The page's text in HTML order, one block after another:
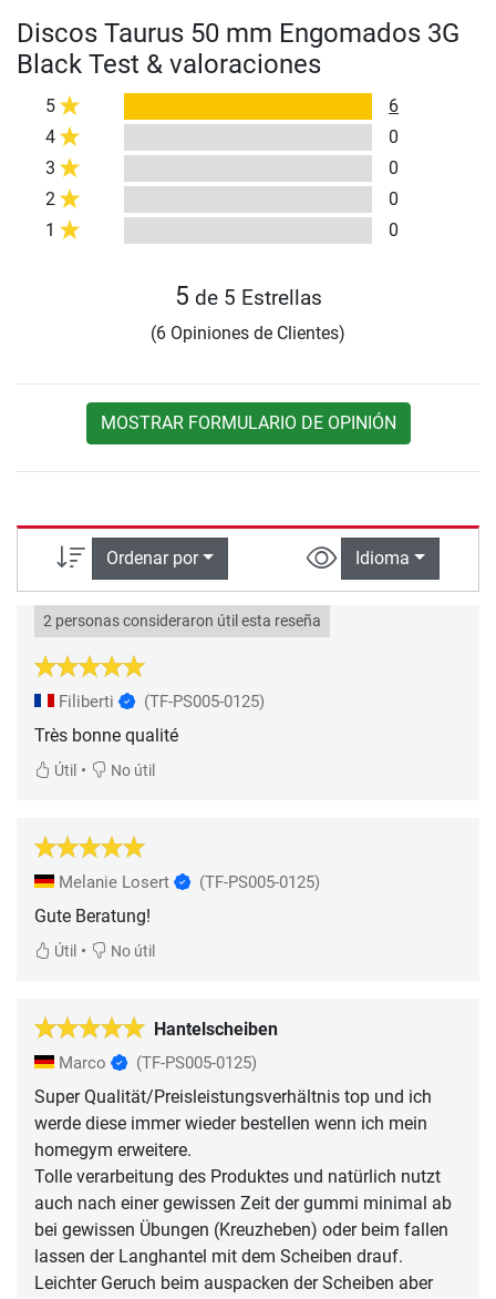
Discos Taurus 50 mm Engomados 3G
Black Test & valoraciones
5
6
4
0
3
0
2
0
1
0
5 de 5 Estrellas
(6 Opiniones de Clientes)
MOSTRAR FORMULARIO DE OPINIÓN
Ordenar por Idioma
2 personas consideraron útil esta reseña
Filiberti (TF-PS005-0125)
Très bonne qualité
Útil • No útil
Melanie Losert (TF-PS005-0125)
Gute Beratung!
Útil • No útil
Hantelscheiben
Marco (TF-PS005-0125)
Super Qualität/Preisleistungsverhältnis top und ich
werde diese immer wieder bestellen wenn ich mein
homegym erweitere.
Tolle verarbeitung des Produktes und natürlich nutzt
auch nach einer gewissen Zeit der gummi minimal ab
bei gewissen Übungen (Kreuzheben) oder beim fallen
lassen der Langhantel mit dem Scheiben drauf.
Leichter Geruch beim auspacken der Scheiben aber